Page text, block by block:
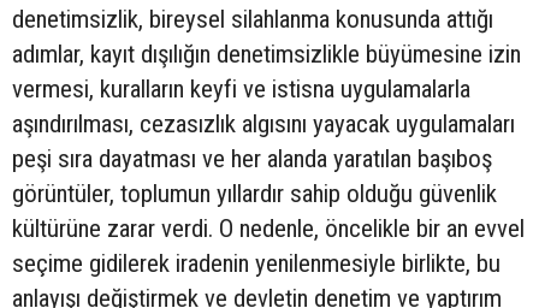
denetimsizlik, bireysel silahlanma konusunda attığı
adımlar, kayıt dışılığın denetimsizlikle büyümesine izin
vermesi, kuralların keyfi ve istisna uygulamalarla
aşındırılması, cezasızlık algısını yayacak uygulamaları
peşi sıra dayatması ve her alanda yaratılan başıboş
görüntüler, toplumun yıllardır sahip olduğu güvenlik
kültürüne zarar verdi. O nedenle, öncelikle bir an evvel
seçime gidilerek iradenin yenilenmesiyle birlikte, bu
anlayışı değiştirmek ve devletin denetim ve yaptırım